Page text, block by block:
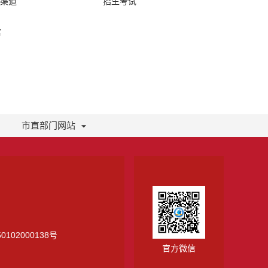
市直部门网站
号
官方微信